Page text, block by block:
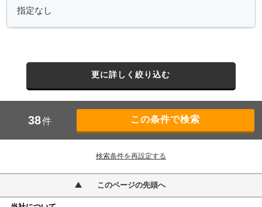
更に詳しく絞り込む
38件
検索条件を再設定する
このページの先頭へ